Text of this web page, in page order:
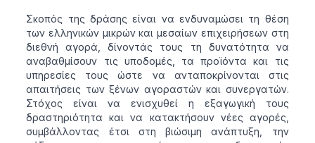
Σκοπός της δράσης είναι να ενδυναμώσει τη θέση
των ελληνικών μικρών και μεσαίων επιχειρήσεων στη
διεθνή αγορά, δίνοντάς τους τη δυνατότητα να
αναβαθμίσουν τις υποδομές, τα προϊόντα και τις
υπηρεσίες τους ώστε να ανταποκρίνονται στις
απαιτήσεις των ξένων αγοραστών και συνεργατών.
Στόχος είναι να ενισχυθεί η εξαγωγική τους
δραστηριότητα και να κατακτήσουν νέες αγορές,
συμβάλλοντας έτσι στη βιώσιμη ανάπτυξη, την